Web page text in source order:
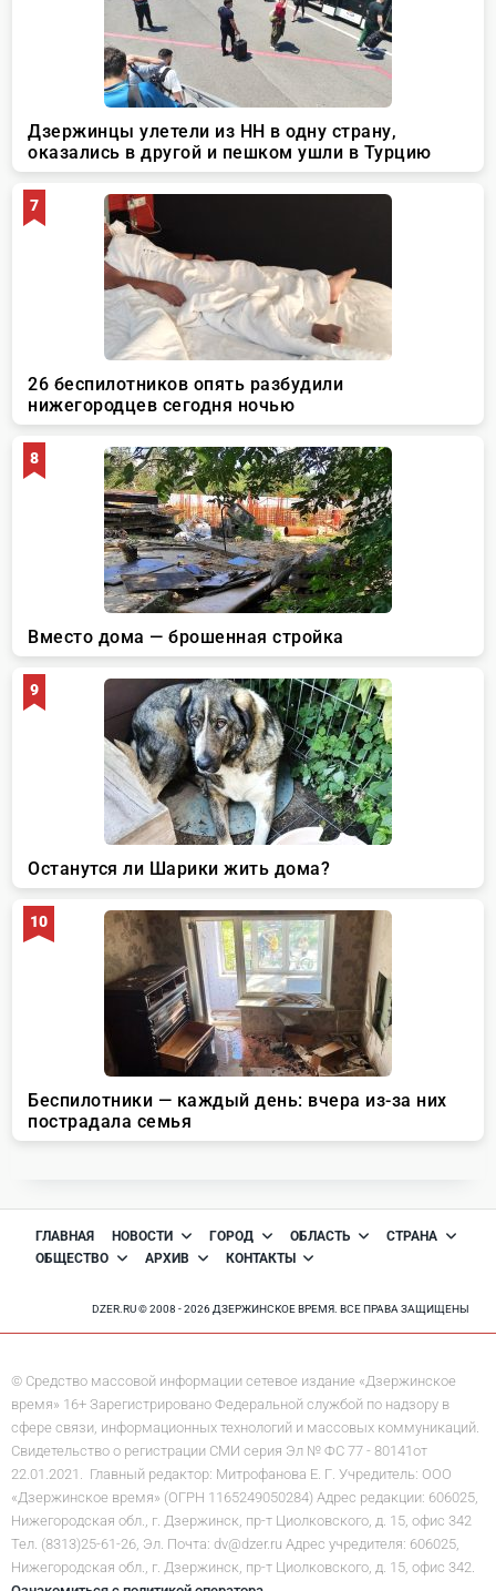
ГЛАВНАЯ НОВОСТИ ГОРОД ОБЛАСТЬ
СТРАНА
ОБЩЕСТВО
АРХИВ КОНТАКТЫ
DZER.RU © 2008 - 2026 ДЗЕРЖИНСКОЕ ВРЕМЯ. ВСЕ ПРАВА ЗАЩИЩЕНЫ
© Средство массовой информации сетевое издание «Дзержинское
время» 16+ Зарегистрировано Федеральной службой по надзору в
сфере связи, информационных технологий и массовых коммуникаций.
Свидетельство о регистрации СМИ серия Эл № ФС 77 - 80141от
22.01.2021. Главный редактор: Митрофанова Е. Г. Учредитель: ООО
«Дзержинское время» (ОГРН 1165249050284) Адрес редакции: 606025,
Нижегородская обл., г. Дзержинск, пр-т Циолковского, д. 15, офис 342
Тел. (8313)25-61-26, Эл. Почта: dv@dzer.ru Адрес учредителя: 606025,
Нижегородская обл., г. Дзержинск, пр-т Циолковского, д. 15, офис 342.